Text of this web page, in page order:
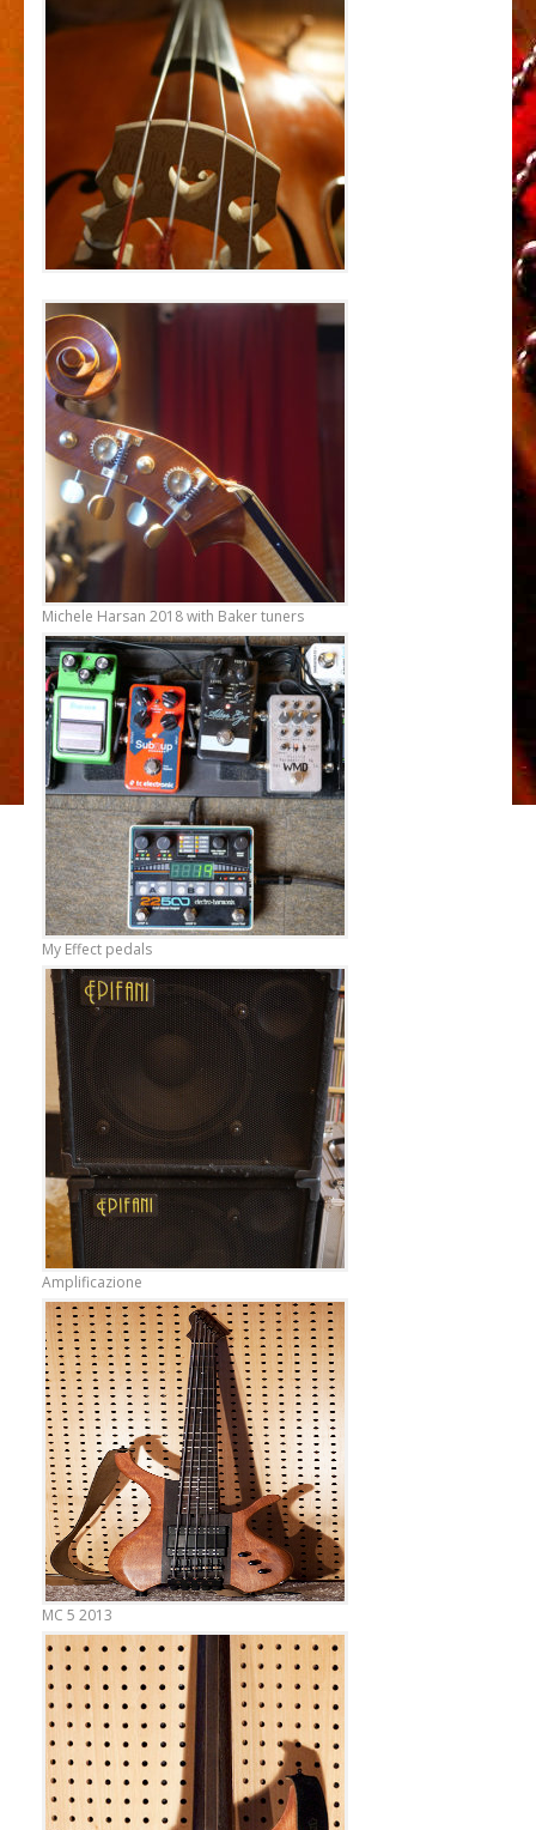
Michele Harsan 2018 with Baker tuners
My Effect pedals
Amplificazione
MC 5 2013